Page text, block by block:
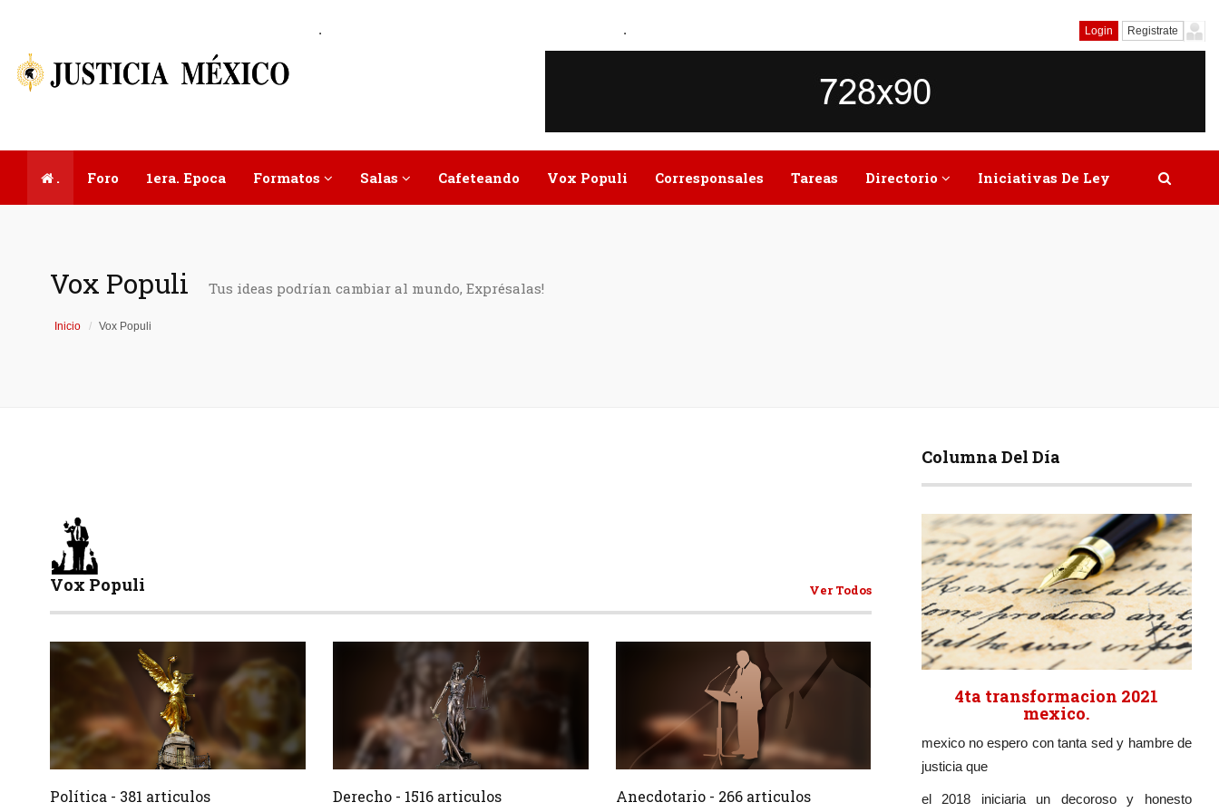
. . Login Registrate
. Foro 1era. Epoca Formatos Salas Cafeteando Vox Populi Corresponsales Tareas Directorio Iniciativas De Ley
Vox Populi Tus ideas podrían cambiar al mundo, Exprésalas!
Inicio Vox Populi
Vox Populi Ver Todos
Crear 381 Articulos
Política - 381 articulos
Crear 1516 Articulos
Derecho - 1516 articulos
Crear 266 Articulos
Anecdotario - 266 articulos
Columna Del Día
4ta transformacion 2021
mexico.
mexico no espero con tanta sed y hambre de
justicia que
el 2018 iniciaria un decoroso y honesto